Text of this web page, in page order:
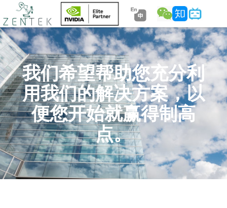
我们希望帮助您充分利
用我们的解决方案，以
便您开始就赢得制高
点。